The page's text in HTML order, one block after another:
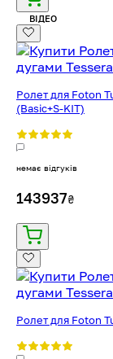
ВІДЕО
Ролет для Foton
(Basic+S-KIT)
немає відгуків
143937₴
Ролет для Foton